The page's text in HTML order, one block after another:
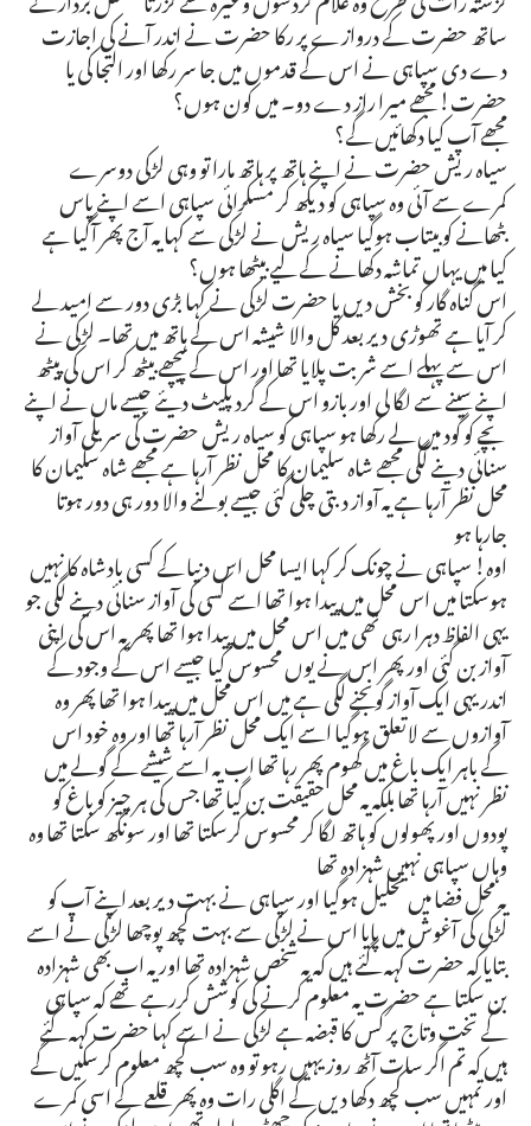
ساتھ حضرت کے دروازے پر رکا حضرت نے اندر آنے کی اجازت
دے دی سپاہی نے اس کے قدموں میں جا سر رکھا اور التجا کی یا
حضرت! مجھے میرا راز دے دو۔ میں کون ہوں؟
مجھے آپ کیا دکھائیں گے؟
سیاہ ریش حضرت نے اپنے ہاتھ پر ہاتھ مارا تو وہی لڑکی دوسرے
کمرے سے آئی وہ سپاہی کو دیکھ کر مسکرائی سپاہی اسے اپنے پاس
بٹھانے کو بیتاب ہوگیا سیاہ ریش نے لڑکی سے کہا یہ آج پھر آگیا ہے
کیا میں یہاں تماشہ دکھانے کے لیے بیٹھا ہوں؟
اس گناہ گار کو بخش دیں یا حضرت لڑکی نے کہا بڑی دور سے امید لے
کر آیا ہے تھوڑی دیر بعد کل والا شیشہ اس کے ہاتھ میں تھا۔ لڑکی نے
اس سے پہلے اسے شربت پلایا تھا اور اس کے پیچھے بیٹھ کر اس کی پیٹھ
اپنے سینے سے لگا لی اور بازو اس کے گرد پلیٹ دیئے جیسے ماں نے اپنے
بچے کو گود میں لے رکھا ہو سپاہی کو سیاہ ریش حضرت کی سریلی آواز
سنائی دینے لگی مجھے شاہ سلیمان کا محل نظر آرہا ہے مجھے شاہ سلیمان کا
محل نظر آرہا ہے یہ آواز دبتی چلی گئی جیسے بولنے والا دور ہی دور ہوتا
جارہا ہو
اوہ! سپاہی نے چونک کر کہا ایسا محل اس دنیا کے کسی بادشاہ کا نہیں
ہوسکتا میں اس محل میں پیدا ہوا تھا اسے کسی کی آواز سنائی دینے لگی جو
یہی الفاظ دہرا رہی تھی میں اس محل میں پیدا ہوا تھا پھر یہ اس کی اپنی
آواز بن گئی اور پھر اس نے یوں محسوس کیا جیسے اس کے وجود کے
اندر یہی ایک آواز گونجنے لگی ہے میں اس محل میں پیدا ہوا تھا پھر وہ
آوازوں سے لاتعلق ہوگیا اسے ایک محل نظر آرہا تھا اور وہ خود اس
کے باہر ایک باغ میں گھوم پھر رہا تھا اب یہ اسے شیشے کے گولے میں
نظر نہیں آرہا تھا بلکہ یہ محل حقیقت بن گیا تھا جس کی ہر چیز کو باغ کو
پودوں اور پھولوں کو ہاتھ لگا کر محسوس کرسکتا تھا اور سونگھ سکتا تھا وہ
وہاں سپاہی نہیں شہزادہ تھا
یہ محل فضا میں تحلیل ہوگیا اور سپاہی نے بہت دیر بعد اپنے آپ کو
لڑکی کی آغوش میں پایا اس نے لڑکی سے بہت کچھ پوچھا لڑکی نے اسے
بتایا کہ حضرت کہہ گئے ہیں کہ یہ شخص شہزادہ تھا اور یہ اب بھی شہزادہ
بن سکتا ہے حضرت یہ معلوم کرنے کی کوشش کررہے تھے کہ سپاہی
کے تخت وتاج پر کس کا قبضہ ہے لڑکی نے اسے کہا حضرت کہہ گئے
ہیں کہ تم اگر سات آٹھ روز یہیں رہو تو وہ سب کچھ معلوم کرسکیں گے
اور تمہیں سب کچھ دکھا دیں گے اگلی رات وہ پھر قلعے کے اسی کمرے